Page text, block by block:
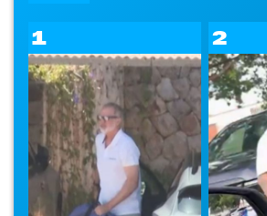
1 2